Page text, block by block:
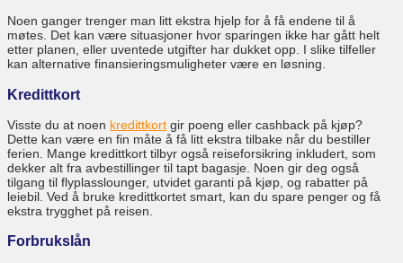
Noen ganger trenger man litt ekstra hjelp for å få endene til å
møtes. Det kan være situasjoner hvor sparingen ikke har gått helt
etter planen, eller uventede utgifter har dukket opp. I slike tilfeller
kan alternative finansieringsmuligheter være en løsning.
Kredittkort
Visste du at noen kredittkort gir poeng eller cashback på kjøp?
Dette kan være en fin måte å få litt ekstra tilbake når du bestiller
ferien. Mange kredittkort tilbyr også reiseforsikring inkludert, som
dekker alt fra avbestillinger til tapt bagasje. Noen gir deg også
tilgang til flyplasslounger, utvidet garanti på kjøp, og rabatter på
leiebil. Ved å bruke kredittkortet smart, kan du spare penger og få
ekstra trygghet på reisen.
Forbrukslån